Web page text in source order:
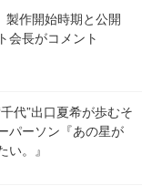
製作開始時期と公開
会長がコメント
代”出口夏希が歩むそ
パーソン『あの星が
い。』